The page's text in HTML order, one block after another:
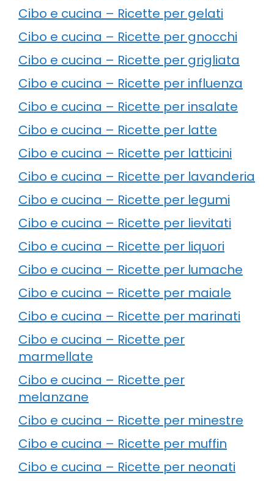
Cibo e cucina – Ricette per gelati
Cibo e cucina – Ricette per gnocchi
Cibo e cucina – Ricette per grigliata
Cibo e cucina – Ricette per influenza
Cibo e cucina – Ricette per insalate
Cibo e cucina – Ricette per latte
Cibo e cucina – Ricette per latticini
Cibo e cucina – Ricette per lavanderia
Cibo e cucina – Ricette per legumi
Cibo e cucina – Ricette per lievitati
Cibo e cucina – Ricette per liquori
Cibo e cucina – Ricette per lumache
Cibo e cucina – Ricette per maiale
Cibo e cucina – Ricette per marinati
Cibo e cucina – Ricette per
marmellate
Cibo e cucina – Ricette per
melanzane
Cibo e cucina – Ricette per minestre
Cibo e cucina – Ricette per muffin
Cibo e cucina – Ricette per neonati